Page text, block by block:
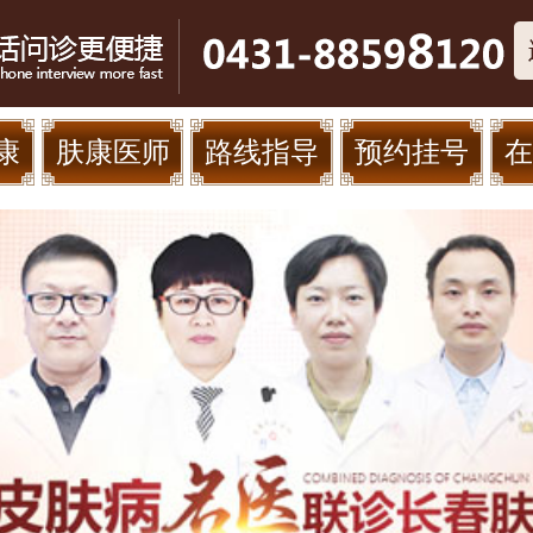
肤康医师 路线指导 预约挂号